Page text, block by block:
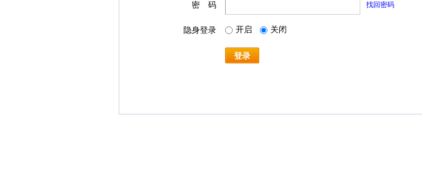
密 码 找回密码
隐身登录 开启 关闭
登录